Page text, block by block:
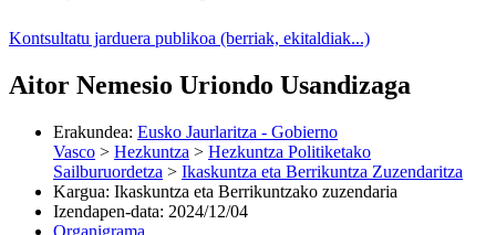
Kontsultatu jarduera publikoa (berriak, ekitaldiak...)
Aitor Nemesio Uriondo Usandizaga
Erakundea: Eusko Jaurlaritza - Gobierno
Vasco > Hezkuntza > Hezkuntza Politiketako
Sailburuordetza > Ikaskuntza eta Berrikuntza Zuzendaritza
Kargua: Ikaskuntza eta Berrikuntzako zuzendaria
Izendapen-data: 2024/12/04
Organigrama